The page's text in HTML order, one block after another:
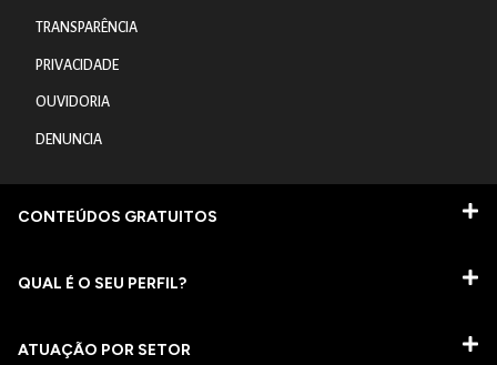
TRANSPARÊNCIA
PRIVACIDADE
OUVIDORIA
DENUNCIA
CONTEÚDOS GRATUITOS
QUAL É O SEU PERFIL?
ATUAÇÃO POR SETOR